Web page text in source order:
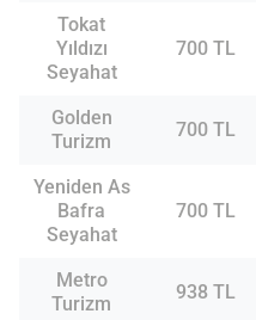
Tokat
Yıldızı
Seyahat
700 TL
Golden
Turizm
700 TL
Yeniden As
Bafra
Seyahat
700 TL
Metro
Turizm
938 TL